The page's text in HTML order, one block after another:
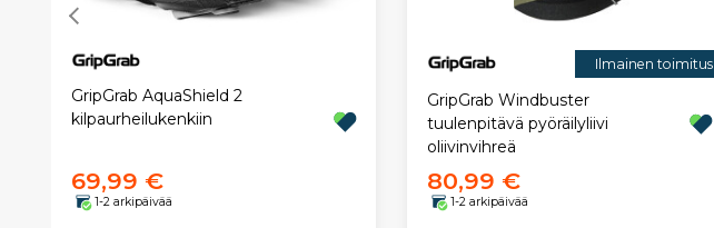
GripGrab AquaShield 2
kilpaurheilukenkiin
69,99 €
1-2 arkipäivää
Ilmainen toimitus
GripGrab Windbuster
tuulenpitävä pyöräilyliivi
oliivinvihreä
80,99 €
1-2 arkipäivää